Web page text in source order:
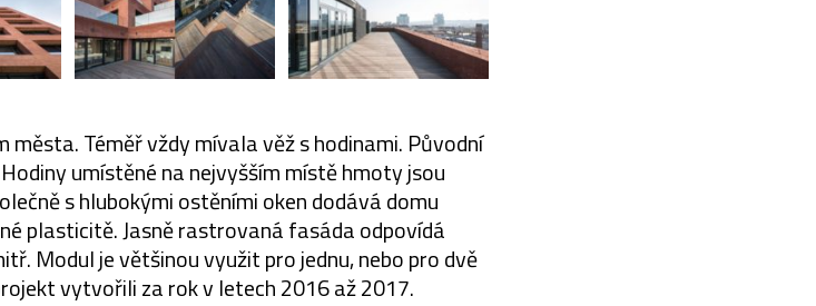
města. Téměř vždy mívala věž s hodinami. Původní
umístěné na nejvyšším místě hmoty jsou
s hlubokými ostěními oken dodává domu
plasticitě. Jasně rastrovaná fasáda odpovídá
Modul je většinou využit pro jednu, nebo pro dvě
vytvořili za rok v letech 2016 až 2017.